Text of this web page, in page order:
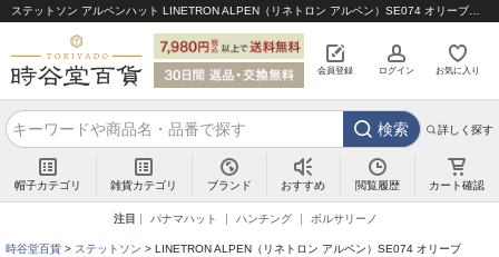
会員登録 ログイン お気に入り
検索 詳しく探す
帽子カテゴリ 雑貨カテゴリ ブランド おすすめ 閲覧履歴 カート確認
注目 パナマハット ハンチング ボルサリーノ
時谷堂百貨 ステットソン LINETRON ALPEN（リネトロン アルペン）SE074 オリーブ